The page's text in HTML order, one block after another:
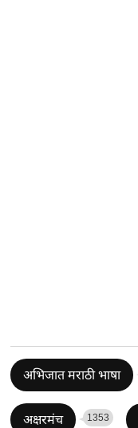
अभिजात मराठी भाषा
अक्षरमंच 1353